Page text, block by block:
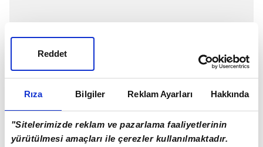
Rıza Bilgiler Reklam Ayarları Hakkında
"Sitelerimizde reklam ve pazarlama faaliyetlerinin
yürütülmesi amaçları ile çerezler kullanılmaktadır.
Reddet
Portekiz ilk tehlike şutunu 12. dakikada çekti. Bruno
Fernandes'in pasında ceza sahası içi sağ çaprazında